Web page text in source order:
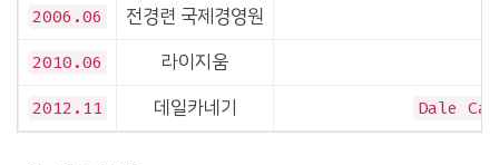
2006.06 전경련 국제경영원
2010.06 라이지움
2012.11 데일카네기 Dale